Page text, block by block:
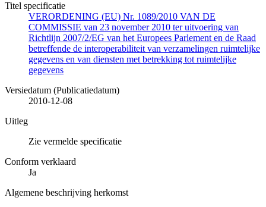
Titel specificatie
VERORDENING (EU) Nr. 1089/2010 VAN DE
COMMISSIE van 23 november 2010 ter uitvoering van
Richtlijn 2007/2/EG van het Europees Parlement en de Raad
betreffende de interoperabiliteit van verzamelingen ruimtelijke
gegevens en van diensten met betrekking tot ruimtelijke
gegevens
Versiedatum (Publicatiedatum)
2010-12-08
Uitleg
Zie vermelde specificatie
Conform verklaard
Ja
Algemene beschrijving herkomst